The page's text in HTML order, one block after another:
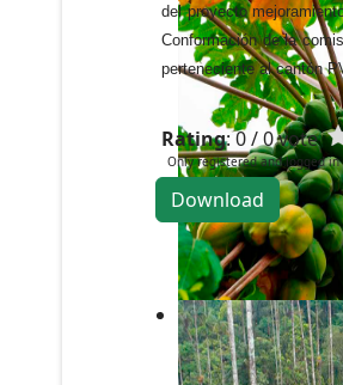
del proyecto
Conformación de la
perteneciente al cantón
Rating: 0 / 0 vote
Only registered and logged